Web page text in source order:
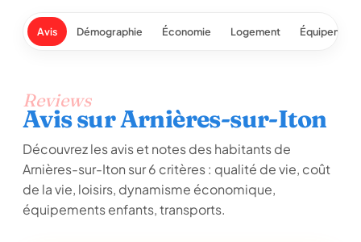
Avis Démographie Économie Logement
Reviews
Avis sur Arnières-sur-Iton
Découvrez les avis et notes des habitants de
Arnières-sur-Iton sur 6 critères : qualité de vie, coût
de la vie, loisirs, dynamisme économique,
équipements enfants, transports.